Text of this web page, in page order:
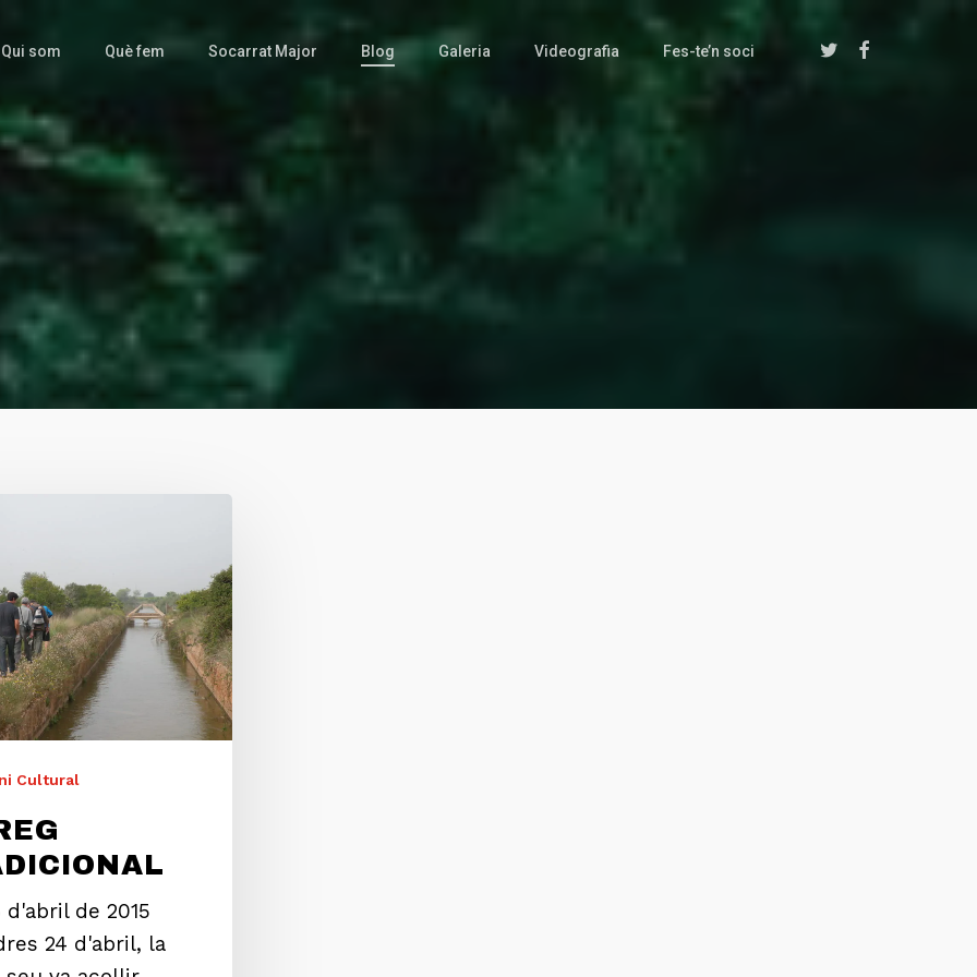
Qui som Què fem Socarrat Major Blog Galeria Videografia Fes-te’n soci twitter facebook
Cultural
d'abril de 2015
24 d'abril, la